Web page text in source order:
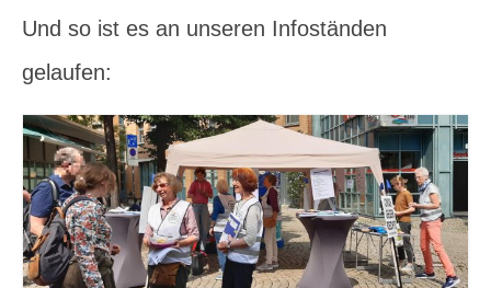
Und so ist es an unseren Infoständen
gelaufen: